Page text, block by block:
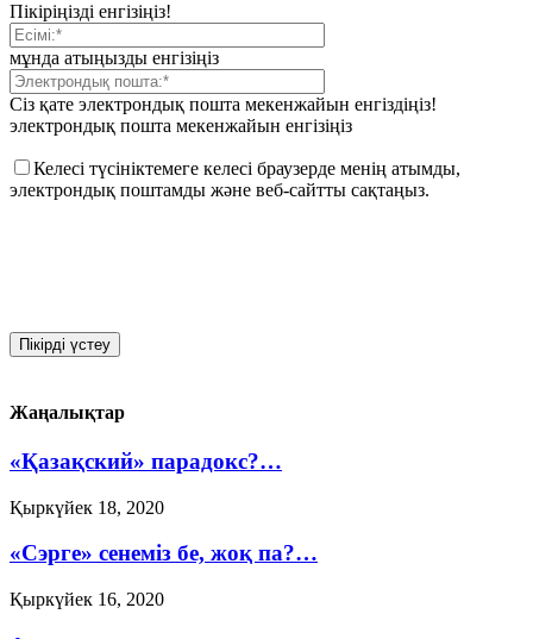
Пікіріңізді енгізіңіз!
мұнда атыңызды енгізіңіз
Сіз қате электрондық пошта мекенжайын енгіздіңіз!
электрондық пошта мекенжайын енгізіңіз
Келесі түсініктемеге келесі браузерде менің атымды,
электрондық поштамды және веб-сайтты сақтаңыз.
Жаңалықтар
«Қазақский» парадокс?…
Қыркүйек 18, 2020
«Сэрге» сенеміз бе, жоқ па?…
Қыркүйек 16, 2020